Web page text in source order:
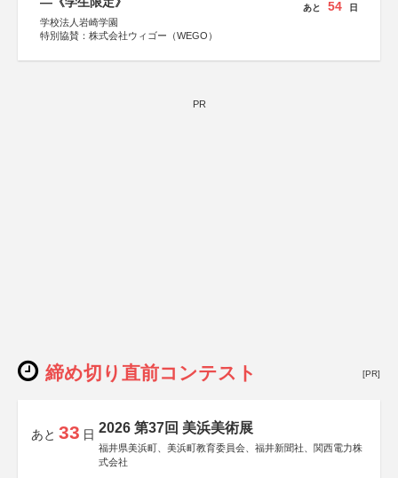
学校法人岩崎学園
特別協賛：株式会社ウィゴー（WEGO）
あと 54 日
PR
締め切り直前コンテスト [PR]
あと 33 日 2026 第37回 美浜美術展
福井県美浜町、美浜町教育委員会、福井新聞社、関西電力株
式会社